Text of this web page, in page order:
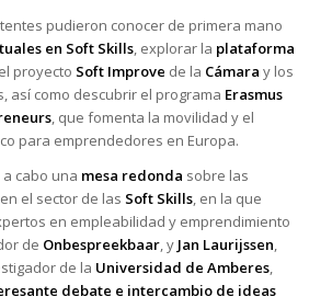
pudieron conocer de primera mano
en Soft Skills, explorar la plataforma
proyecto Soft Improve de la Cámara y los
así como descubrir el programa Erasmus
, que fomenta la movilidad y el
para emprendedores en Europa.
cabo una mesa redonda sobre las
el sector de las Soft Skills, en la que
en empleabilidad y emprendimiento
de Onbespreekbaar, y Jan Laurijssen,
de la Universidad de Amberes,
debate e intercambio de ideas